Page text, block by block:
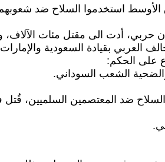
استخدموا السلاح ضد
أدت الى مقتل مئات الآلاف،